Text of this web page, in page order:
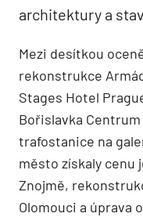
architektury a
Mezi desítkou
rekonstrukce
Stages Hotel
Bořislavka
trafostanice na
město získaly cenu
Znojmě,
Olomouci a úprava